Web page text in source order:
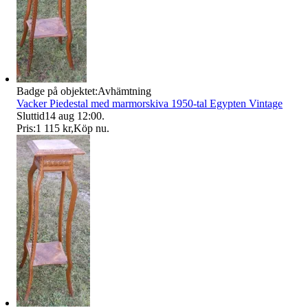
Badge på objektet:Avhämtning
Vacker Piedestal med marmorskiva 1950-tal Egypten Vintage
Sluttid14 aug 12:00.
Pris:1 115 kr,Köp nu.